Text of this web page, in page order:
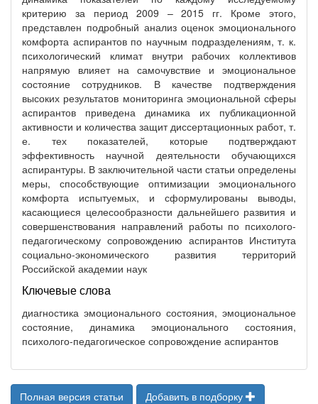
критерию за период 2009 – 2015 гг. Кроме этого,
представлен подробный анализ оценок эмоционального
комфорта аспирантов по научным подразделениям, т. к.
психологический климат внутри рабочих коллективов
напрямую влияет на самочувствие и эмоциональное
состояние сотрудников. В качестве подтверждения
высоких результатов мониторинга эмоциональной сферы
аспирантов приведена динамика их публикационной
активности и количества защит диссертационных работ, т.
е. тех показателей, которые подтверждают
эффективность научной деятельности обучающихся
аспирантуры. В заключительной части статьи определены
меры, способствующие оптимизации эмоционального
комфорта испытуемых, и сформулированы выводы,
касающиеся целесообразности дальнейшего развития и
совершенствования направлений работы по психолого-
педагогическому сопровождению аспирантов Института
социально-экономического развития территорий
Российской академии наук
Ключевые слова
диагностика эмоционального состояния, эмоциональное
состояние, динамика эмоционального состояния,
психолого-педагогическое сопровождение аспирантов
Полная версия статьи Добавить в подборку